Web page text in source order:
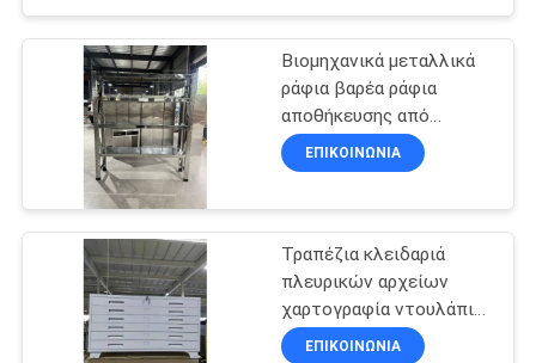
Βιομηχανικά μεταλλικά
ράφια βαρέα ράφια
αποθήκευσης από
χάλυβα ρυθμιζόμενα
ράφια σχεδιασμένα για
ΕΠΙΚΟΙΝΩΝΊΑ
Τραπέζια κλειδαριά
πλευρικών αρχείων
χαρτογραφία ντουλάπι
για χρήση στο σπίτι
ΕΠΙΚΟΙΝΩΝΊΑ